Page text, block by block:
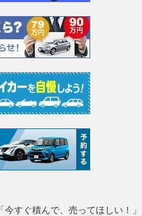
「今すぐ積んで、売ってほしい！